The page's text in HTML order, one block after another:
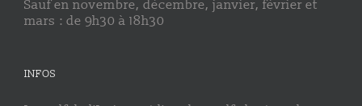
Sauf en novembre, décembre, janvier, février et
mars : de 9h30 à 18h30
INFOS